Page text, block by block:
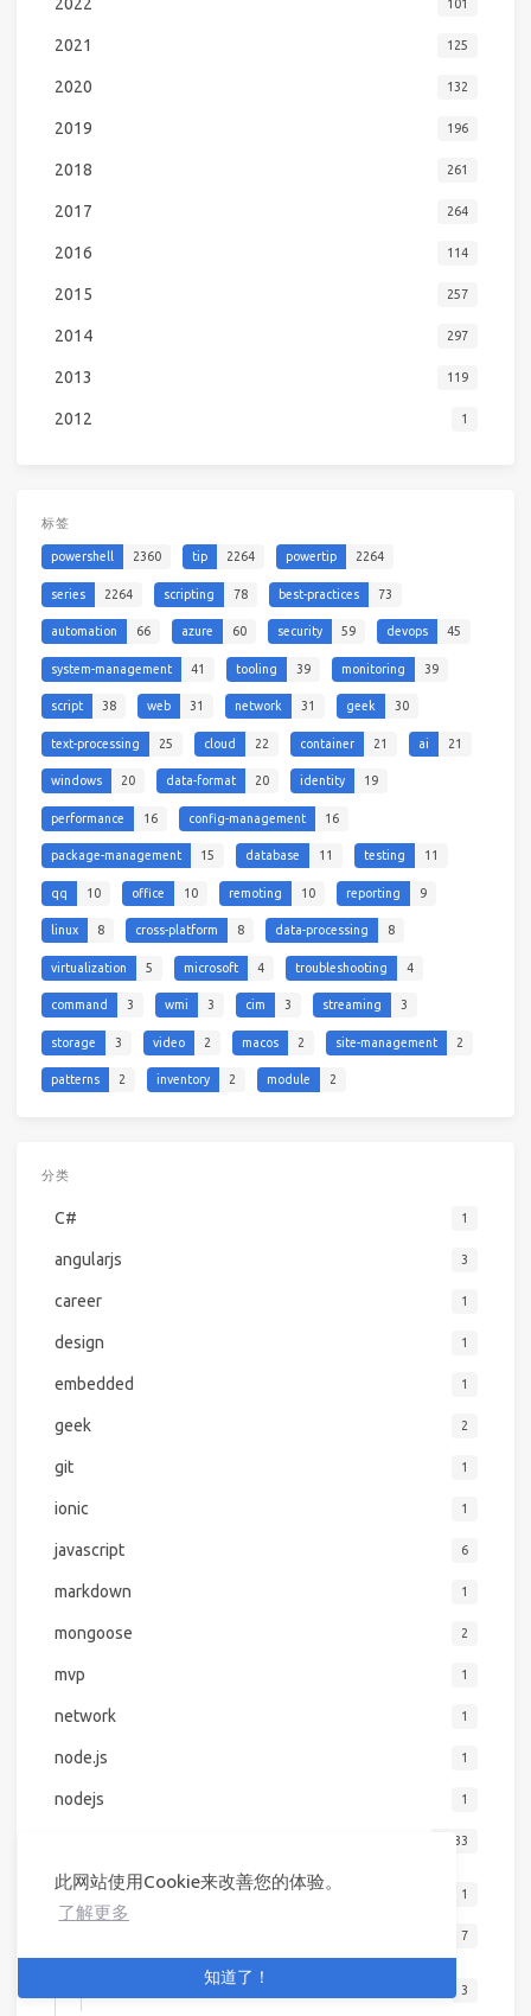
此网站使用Cookie来改善您的体验。
了解更多
知道了！
101
2021 125
2020 132
2019 196
2018 261
2017 264
2016 114
2015 257
2014 297
2013 119
2012 1
标签
powershell 2360 tip 2264 powertip 2264
series 2264 scripting 78 best-practices 73
automation 66 azure 60 security 59 devops 45
system-management 41 tooling 39 monitoring 39
script 38 web 31 network 31 geek 30
text-processing 25 cloud 22 container 21 ai 21
windows 20 data-format 20 identity 19
performance 16 config-management 16
package-management 15 database 11 testing 11
qq 10 office 10 remoting 10 reporting 9
linux 8 cross-platform 8 data-processing 8
virtualization 5 microsoft 4 troubleshooting 4
command 3 wmi 3 cim 3 streaming 3
storage 3 video 2 macos 2 site-management 2
patterns 2 inventory 2 module 2
分类
C# 1
angularjs 3
career 1
design 1
embedded 1
geek 2
git 1
ionic 1
javascript 6
markdown 1
mongoose 2
mvp 1
network 1
node.js 1
nodejs 1
2433
advanced-scripting 1
7
3